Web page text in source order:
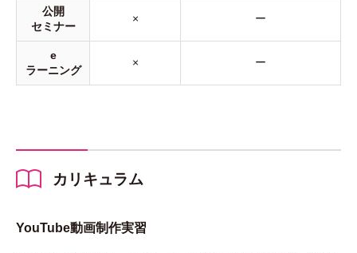
公開
セミナー
× ー
e
ラーニング
× ー
カリキュラム
YouTube動画制作実習